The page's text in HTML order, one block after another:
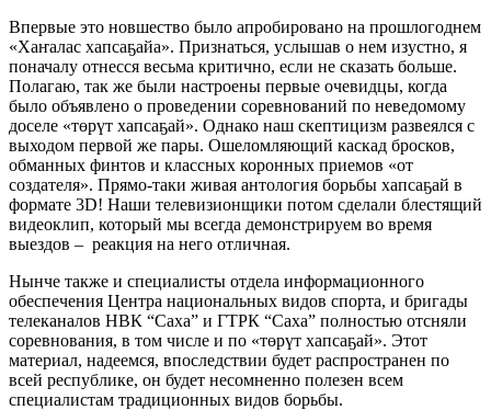
Впервые это новшество было апробировано на прошлогоднем
«Хаҥалас хапсаҕайа». Признаться, услышав о нем изустно, я
поначалу отнесся весьма критично, если не сказать больше.
Полагаю, так же были настроены первые очевидцы, когда
было объявлено о проведении соревнований по неведомому
доселе «төрүт хапсаҕай». Однако наш скептицизм развеялся с
выходом первой же пары. Ошеломляющий каскад бросков,
обманных финтов и классных коронных приемов «от
создателя». Прямо-таки живая антология борьбы хапсаҕай в
формате 3D! Наши телевизионщики потом сделали блестящий
видеоклип, который мы всегда демонстрируем во время
выездов – реакция на него отличная.
Нынче также и специалисты отдела информационного
обеспечения Центра национальных видов спорта, и бригады
телеканалов НВК “Саха” и ГТРК “Саха” полностью отсняли
соревнования, в том числе и по «төрүт хапсаҕай». Этот
материал, надеемся, впоследствии будет распространен по
всей республике, он будет несомненно полезен всем
специалистам традиционных видов борьбы.